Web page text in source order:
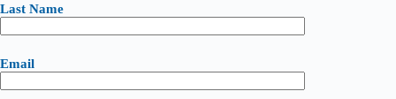
Last Name
Email